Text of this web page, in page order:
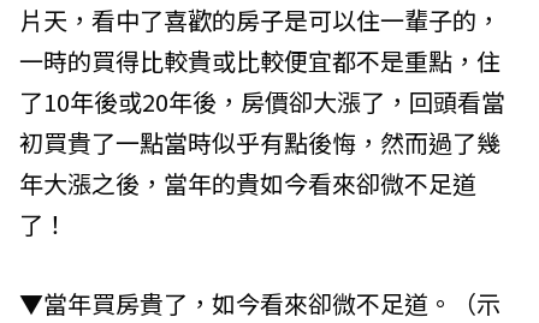
片天，看中了喜歡的房子是可以住一輩子的，
一時的買得比較貴或比較便宜都不是重點，住
了10年後或20年後，房價卻大漲了，回頭看當
初買貴了一點當時似乎有點後悔，然而過了幾
年大漲之後，當年的貴如今看來卻微不足道
了！
▼當年買房貴了，如今看來卻微不足道。（示